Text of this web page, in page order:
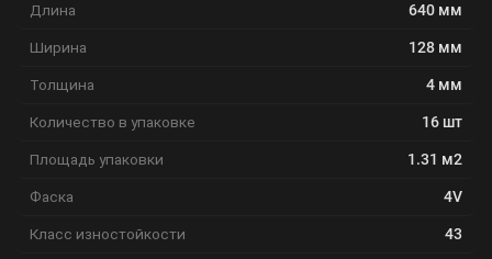
Длина 640 мм
Ширина 128 мм
Толщина 4 мм
Количество в упаковке 16 шт
Площадь упаковки 1.31 м2
Фаска 4V
Класс изностойкости 43